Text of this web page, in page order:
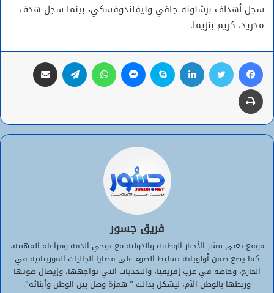
سجل أهداف برشلونة جافي وليفاندوفسكي، بينما سجل هدف
مدريد، كريم بنزيما.
فيسبوك تويتر لينكدإن سكايب ماسنجر واتساب تيلقرام
طباعة
فريق جسور
موقع يعنى بنشر الأخبار الوطنية والدولية مع توخي الدقة ومراعاة المهنية،
كما يضع ضمن أولوياته تسليط الضوء على قضايا الجاليات الموريتانية في
الخارج، وخاصة في غرب إفريقيا، والتحديات التي تواجهها، وإيصال صوتها
وربطها بالوطن الأم، ليشكل بذالك ” همزة وصل بين الوطن وأبنائه”.